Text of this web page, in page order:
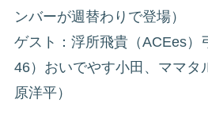
ンバーが週替わりで登場）
ゲスト：浮所飛貴（ACEes）
46）おいでやす小田、ママタ
原洋平）